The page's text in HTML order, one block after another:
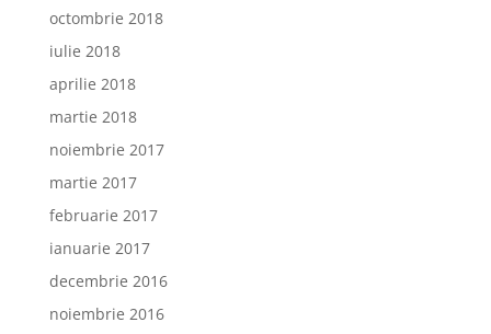
octombrie 2018
iulie 2018
aprilie 2018
martie 2018
noiembrie 2017
martie 2017
februarie 2017
ianuarie 2017
decembrie 2016
noiembrie 2016